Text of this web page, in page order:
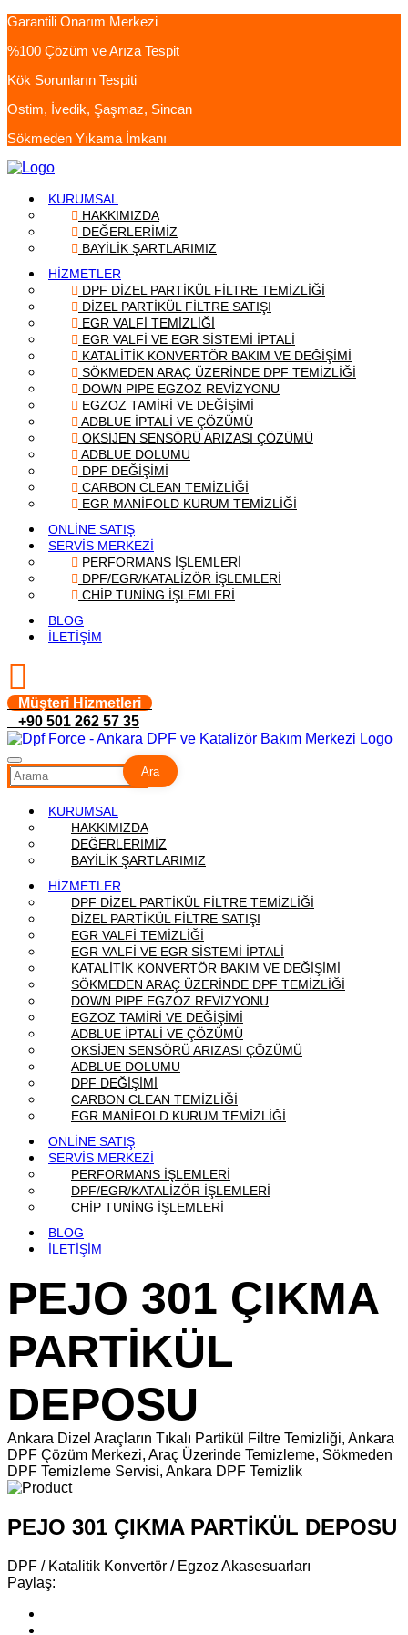
Garantili Onarım Merkezi
%100 Çözüm ve Arıza Tespit
Kök Sorunların Tespiti
Ostim, İvedik, Şaşmaz, Sincan
Sökmeden Yıkama İmkanı
KURUMSAL
HAKKIMIZDA
DEĞERLERİMİZ
BAYİLİK ŞARTLARIMIZ
HİZMETLER
DPF DİZEL PARTİKÜL FİLTRE TEMİZLİĞİ
DİZEL PARTİKÜL FİLTRE SATIŞI
EGR VALFİ TEMİZLİĞİ
EGR VALFİ VE EGR SİSTEMİ İPTALİ
KATALİTİK KONVERTÖR BAKIM VE DEĞİŞİMİ
SÖKMEDEN ARAÇ ÜZERİNDE DPF TEMİZLİĞİ
DOWN PIPE EGZOZ REVİZYONU
EGZOZ TAMİRİ VE DEĞİŞİMİ
ADBLUE İPTALİ VE ÇÖZÜMÜ
OKSİJEN SENSÖRÜ ARIZASI ÇÖZÜMÜ
ADBLUE DOLUMU
DPF DEĞİŞİMİ
CARBON CLEAN TEMİZLİĞİ
EGR MANİFOLD KURUM TEMİZLİĞİ
ONLİNE SATIŞ
SERVİS MERKEZİ
PERFORMANS İŞLEMLERİ
DPF/EGR/KATALİZÖR İŞLEMLERİ
CHİP TUNİNG İŞLEMLERİ
BLOG
İLETİŞİM
Müşteri Hizmetleri
+90 501 262 57 35
Ara
KURUMSAL
HAKKIMIZDA
DEĞERLERİMİZ
BAYİLİK ŞARTLARIMIZ
HİZMETLER
DPF DİZEL PARTİKÜL FİLTRE TEMİZLİĞİ
DİZEL PARTİKÜL FİLTRE SATIŞI
EGR VALFİ TEMİZLİĞİ
EGR VALFİ VE EGR SİSTEMİ İPTALİ
KATALİTİK KONVERTÖR BAKIM VE DEĞİŞİMİ
SÖKMEDEN ARAÇ ÜZERİNDE DPF TEMİZLİĞİ
DOWN PIPE EGZOZ REVİZYONU
EGZOZ TAMİRİ VE DEĞİŞİMİ
ADBLUE İPTALİ VE ÇÖZÜMÜ
OKSİJEN SENSÖRÜ ARIZASI ÇÖZÜMÜ
ADBLUE DOLUMU
DPF DEĞİŞİMİ
CARBON CLEAN TEMİZLİĞİ
EGR MANİFOLD KURUM TEMİZLİĞİ
ONLİNE SATIŞ
SERVİS MERKEZİ
PERFORMANS İŞLEMLERİ
DPF/EGR/KATALİZÖR İŞLEMLERİ
CHİP TUNİNG İŞLEMLERİ
BLOG
İLETİŞİM
PEJO 301 ÇIKMA
PARTİKÜL
DEPOSU
Ankara Dizel Araçların Tıkalı Partikül Filtre Temizliği, Ankara
DPF Çözüm Merkezi, Araç Üzerinde Temizleme, Sökmeden
DPF Temizleme Servisi, Ankara DPF Temizlik
PEJO 301 ÇIKMA PARTİKÜL DEPOSU
DPF / Katalitik Konvertör / Egzoz Akasesuarları
Paylaş: